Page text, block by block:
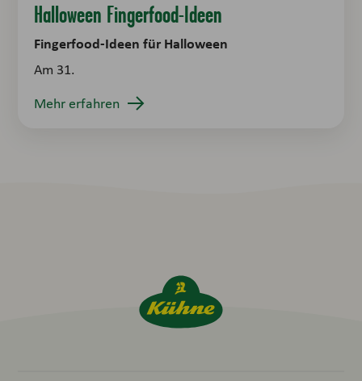
Halloween Fingerfood-Ideen
Fingerfood-Ideen für Halloween
Am 31.
Mehr erfahren